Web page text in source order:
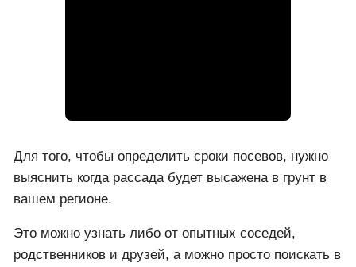
Для того, чтобы определить сроки посевов, нужно
выяснить когда рассада будет высажена в грунт в
вашем регионе.
Это можно узнать либо от опытных соседей,
родственников и друзей, а можно просто поискать в